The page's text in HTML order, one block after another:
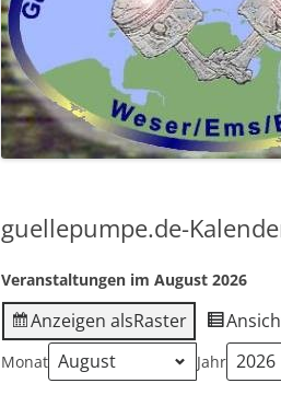
2023
2022
2019
2018
2016
VOR 2016 …
guellepumpe.de-
Veranstaltungen im August 2026
Anzeigen alsRaster
Monat Jahr